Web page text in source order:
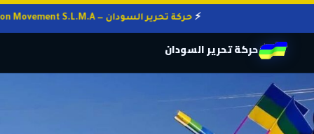
حركة تحرير السودان — Sudan Liberation Movement S.L.M.A
حركة تحرير السودان